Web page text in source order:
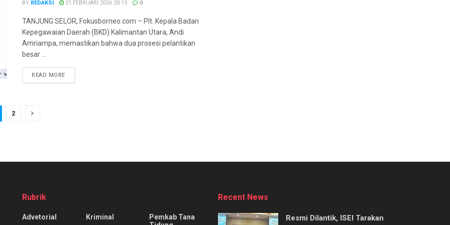
BY REDAKSI 21 FEBRUARI 2026 20:15 0
TANJUNG SELOR, Fokusborneo.com – Plt. Kepala Badan
Kepegawaian Daerah (BKD) Kalimantan Utara, Andi
Amriampa, memastikan bahwa dua prosesi pelantikan
besar ...
READ MOREDETAILS
2
Rubrik
Advetorial Kriminal
Pemkab Tana
Recent News
Resmi Dilantik, ISEI Tarakan